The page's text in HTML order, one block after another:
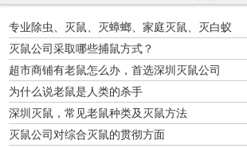
专业除虫、灭鼠、灭蟑螂、家庭灭鼠、灭白蚁
灭鼠公司采取哪些捕鼠方式？
超市商铺有老鼠怎么办，首选深圳灭鼠公司
为什么说老鼠是人类的杀手
深圳灭鼠，常见老鼠种类及灭鼠方法
灭鼠公司对综合灭鼠的贯彻方面